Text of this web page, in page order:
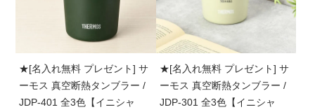
★[名入れ無料 プレゼント] サ
ーモス 真空断熱タンブラー /
JDP-401 全3色【イニシャ
★[名入れ無料 プレゼント] サ
ーモス 真空断熱タンブラー /
JDP-301 全3色【イニシャ